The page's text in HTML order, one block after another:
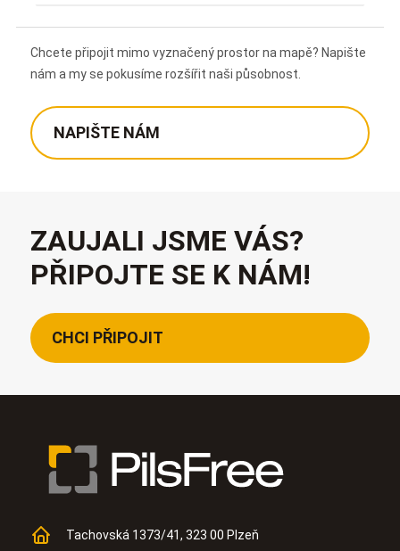
Chcete připojit mimo vyznačený prostor na mapě? Napište
nám a my se pokusíme rozšířit naši působnost.
NAPIŠTE NÁM
ZAUJALI JSME VÁS?
PŘIPOJTE SE K NÁM!
CHCI PŘIPOJIT
Tachovská 1373/41, 323 00 Plzeň